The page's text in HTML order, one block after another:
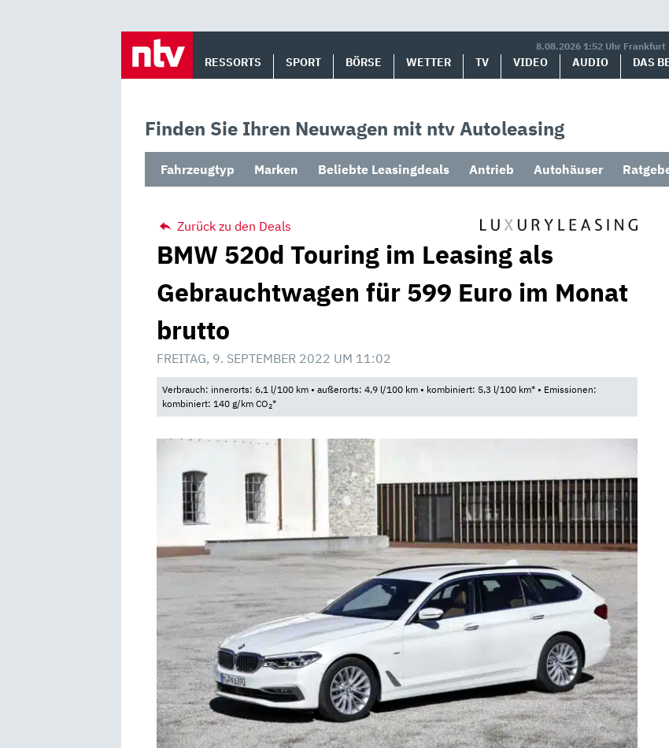
8.08.2026 1:52 Uhr Frankfurt
RESSORTS SPORT BÖRSE WETTER TV VIDEO AUDIO DAS
Finden Sie Ihren Neuwagen mit ntv Autoleasing
Fahrzeugtyp Marken Beliebte Leasingdeals Antrieb Autohäuser
Zurück zu den Deals
BMW 520d Touring im Leasing als
Gebrauchtwagen für 599 Euro im Monat
brutto
FREITAG, 9. SEPTEMBER 2022 UM 11:02
Verbrauch: innerorts: 6,1 l/100 km • außerorts: 4,9 l/100 km • kombiniert: 5,3 l/100 km* • Emissionen:
kombiniert: 140 g/km CO2*